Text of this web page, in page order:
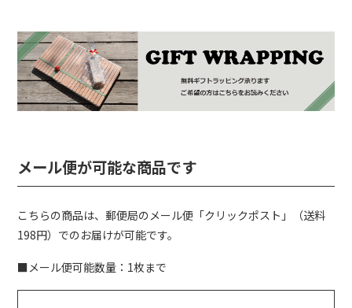
メール便が可能な商品です
こちらの商品は、郵便局のメール便 「クリックポスト」
（送料
198円）でのお届けが可能です。
■メール便可能数量：1枚まで